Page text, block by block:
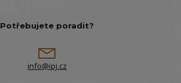
Potřebujete poradit?
info@ipj.cz